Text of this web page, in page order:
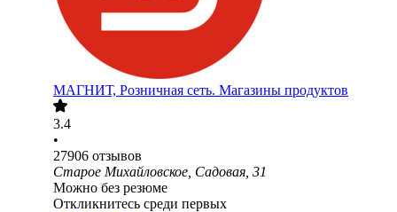
МАГНИТ, Розничная сеть. Магазины продуктов
3.4
•
27906 отзывов
Старое Михайловское, Садовая, 31
Можно без резюме
Откликнитесь среди первых